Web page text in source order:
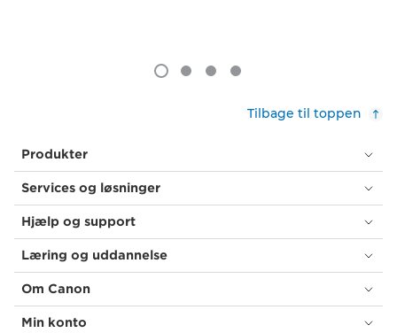
Tilbage til toppen
Produkter
Services og løsninger
Hjælp og support
Læring og uddannelse
Om Canon
Min konto